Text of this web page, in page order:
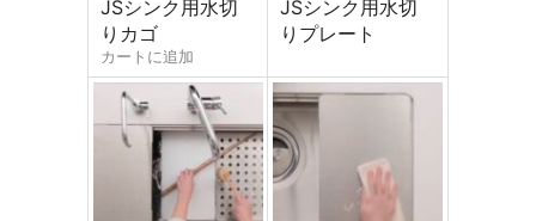
JSシンク用水切
りカゴ
カートに追加
JSシンク用水切
りプレート